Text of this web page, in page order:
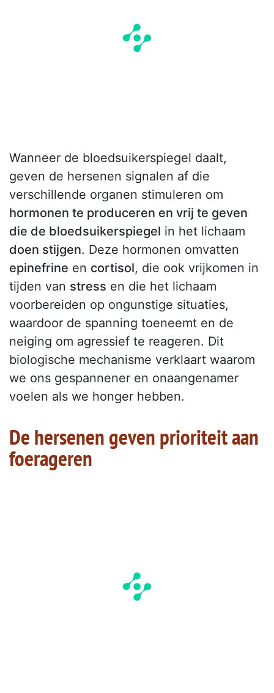
Wanneer de bloedsuikerspiegel daalt,
geven de hersenen signalen af die
verschillende organen stimuleren om
hormonen te produceren en vrij te geven
die de bloedsuikerspiegel in het lichaam
doen stijgen. Deze hormonen omvatten
epinefrine en cortisol, die ook vrijkomen in
tijden van stress en die het lichaam
voorbereiden op ongunstige situaties,
waardoor de spanning toeneemt en de
neiging om agressief te reageren. Dit
biologische mechanisme verklaart waarom
we ons gespannener en onaangenamer
voelen als we honger hebben.
De hersenen geven prioriteit aan
foerageren